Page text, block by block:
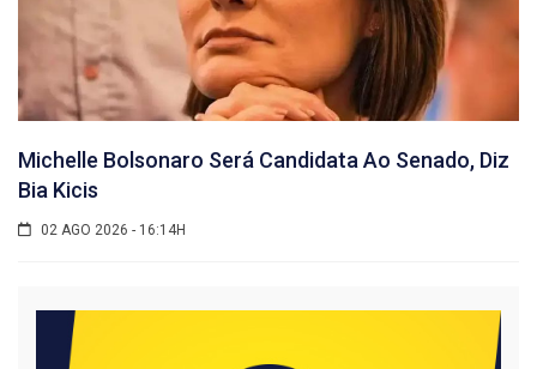
Michelle Bolsonaro Será Candidata Ao Senado, Diz
Bia Kicis
02 AGO 2026 - 16:14H